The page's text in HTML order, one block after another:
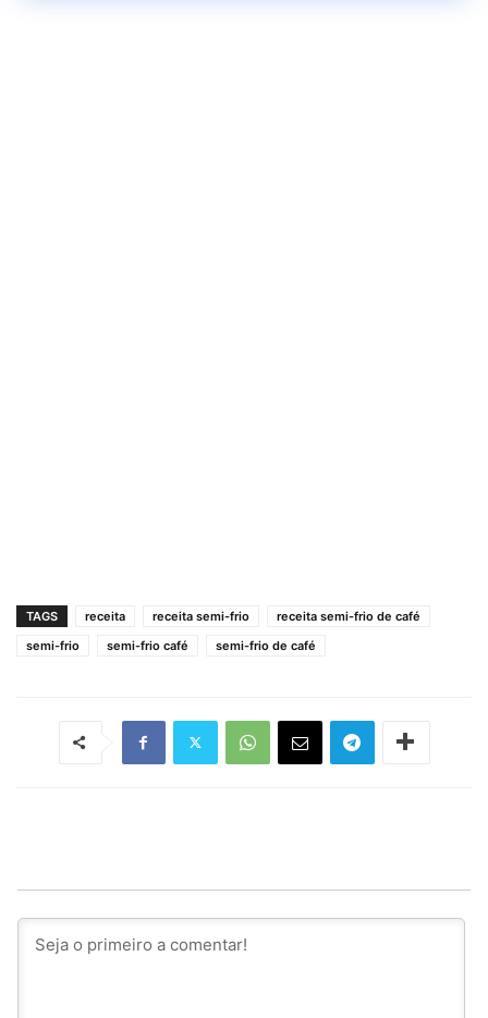
TAGS receita receita semi-frio
receita semi-frio de café
semi-frio
semi-frio café semi-frio de café